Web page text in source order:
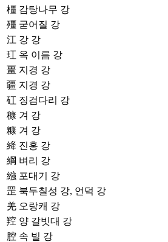
橿 감탕나무 강
殭 굳어질 강
江 강 강
玒 옥 이름 강
畺 지경 강
疆 지경 강
矼 징검다리 강
穅 겨 강
糠 겨 강
絳 진홍 강
綱 벼리 강
繈 포대기 강
罡 북두칠성 강, 언덕 강
羌 오랑캐 강
羫 양 갈빗대 강
腔 속 빌 강